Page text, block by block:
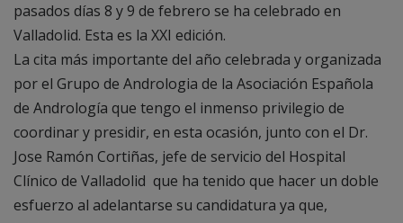
pasados días 8 y 9 de febrero se ha celebrado en
Valladolid. Esta es la XXI edición.
La cita más importante del año celebrada y organizada
por el Grupo de Andrologia de la Asociación Española
de Andrología que tengo el inmenso privilegio de
coordinar y presidir, en esta ocasión, junto con el Dr.
Jose Ramón Cortiñas, jefe de servicio del Hospital
Clínico de Valladolid que ha tenido que hacer un doble
esfuerzo al adelantarse su candidatura ya que,